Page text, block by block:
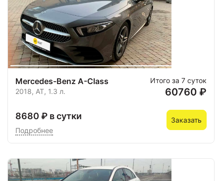
Mercedes-Benz A-Class
2018, AT, 1.3 л.
Итого за 7 суток
60760 ₽
8680 ₽ в сутки
Подробнее
Заказать